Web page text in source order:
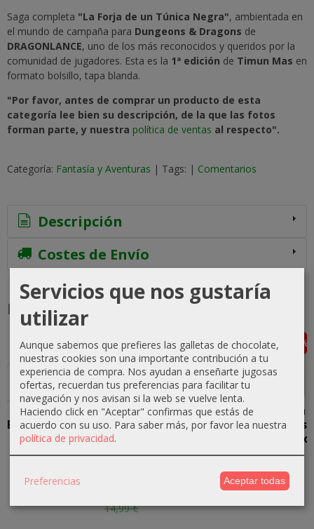
Saga completa "La Forja de un Túnica Negra", ambientada en
el mundo de campaña para Dungeons & Dragons de
DRAGONLANCE, uno de los más reconocidos y queridos por la
comunidad de jugadores. Esta es la 1ª edición de Timun Mas en
formato bolsillo, tapa blanda.
"Por favor, antes de comprar un producto de esta
categoría lee bien su descripción, de la que las fotos
forman parte, y nuestra política de ventas al respecto".
Categoría: Fantasía y Aventuras | Tags: | Comentarios
Descripción
Costes de Envío
Productos Relacionados
Agotado-20 %
Enclaves
Espectaculares
47,99 €
Agotado-10 %
D&D:
Pantalla del
DM -
Waterdeep.
14,99 €
Agotado-5 %
D&D:
Pantalla del
Tumba de...
14,24 €
Agotado -25 %
Colección
"Historias
de Misterio
y...
48,75 €
65,00 €
Servicios que nos gustaría
utilizar
Aunque sabemos que prefieres las galletas de chocolate,
nuestras cookies son una importante contribución a tu
experiencia de compra. Nos ayudan a enseñarte jugosas
ofertas, recuerdan tus preferencias para facilitar tu
navegación y nos avisan si la web se vuelve lenta.
Haciendo click en "Aceptar" confirmas que estás de
acuerdo con su uso. Para saber más, por favor lea nuestra
política de privacidad.
Preferencias Aceptar todas